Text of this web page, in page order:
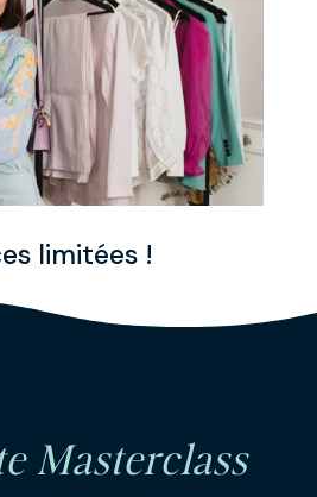
limitées !
Masterclass